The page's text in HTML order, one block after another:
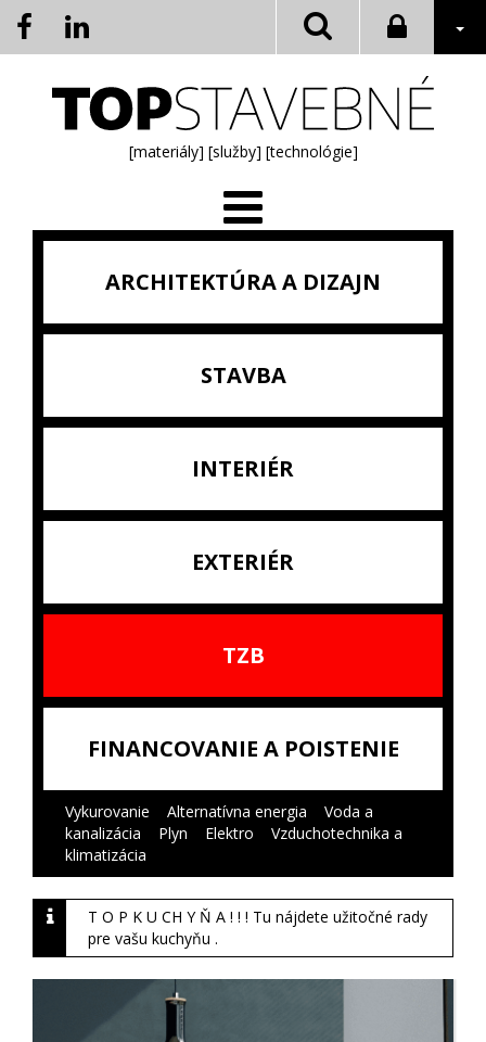
[materiály] [služby] [technológie]
ARCHITEKTÚRA A DIZAJN
STAVBA
INTERIÉR
EXTERIÉR
TZB
FINANCOVANIE A POISTENIE
Vykurovanie Alternatívna energia
Voda a
kanalizácia
Plyn Elektro
Vzduchotechnika a
klimatizácia
T O P K U CH Y Ň A ! ! ! Tu nájdete užitočné rady
pre vašu kuchyňu .